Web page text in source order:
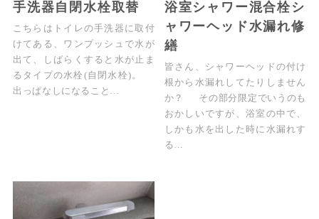
手洗器自閉水栓取替
こちらはトイレの手洗器に取付
けてある、ワンプッシュで水が
出て、しばらくすると水が止ま
るタイプの水栓(自閉水栓)。
出っぱなしになること…
浴室シャワー混合栓シ
ャワーヘッド水漏れ修
繕
皆さん、シャワーヘッドの付け
根から水漏れしてたりしません
か？ その部分限定でいうのも
おかしいですが、浴室の中で、
しかも水を出した時に水漏れす
る…